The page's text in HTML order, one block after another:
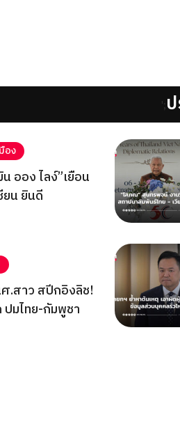
';
อง
ออง ไลง์”เยือน
ยน ยินดี
ศ.สาว สปีกอิงลิช!
ปมไทย-กัมพูชา